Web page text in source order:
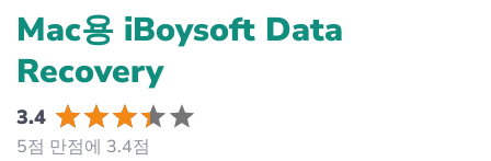
Mac용 iBoysoft Data
Recovery
3.4
5점 만점에 3.4점